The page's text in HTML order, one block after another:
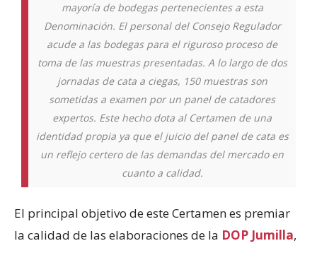
mayoría de bodegas pertenecientes a esta
Denominación. El personal del Consejo Regulador
acude a las bodegas para el riguroso proceso de
toma de las muestras presentadas. A lo largo de dos
jornadas de cata a ciegas, 150 muestras son
sometidas a examen por un panel de catadores
expertos. Este hecho dota al Certamen de una
identidad propia ya que el juicio del panel de cata es
un reflejo certero de las demandas del mercado en
cuanto a calidad.
El principal objetivo de este Certamen es premiar
la calidad de las elaboraciones de la DOP Jumilla,